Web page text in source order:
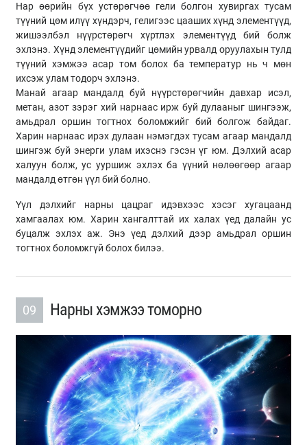
Нар өөрийн бүх устөрөгчөө гели болгон хувиргах тусам
түүний цөм илүү хүндэрч, гелигээс цааших хүнд элементүүд,
жишээлбэл нүүрстөрөгч хүртлэх элементүүд бий болж
эхлэнэ. Хүнд элементүүдийг цөмийн урвалд оруулахын тулд
түүний хэмжээ асар том болох ба температур нь ч мөн
ихсэж улам тодорч эхлэнэ.
Манай агаар мандалд буй нүүрстөрөгчийн давхар исэл,
метан, азот зэрэг хий нарнаас ирж буй дулааныг шингээж,
амьдрал оршин тогтнох боломжийг бий болгож байдаг.
Харин нарнаас ирэх дулаан нэмэгдэх тусам агаар мандалд
шингэж буй энерги улам ихэснэ гэсэн үг юм. Дэлхий асар
халуун болж, ус ууршиж эхлэх ба үүний нөлөөгөөр агаар
мандалд өтгөн үүл бий болно.
Үүл дэлхийг нарны цацраг идэвхээс хэсэг хугацаанд
хамгаалах юм. Харин хангалттай их халах үед далайн ус
буцалж эхлэх аж. Энэ үед дэлхий дээр амьдрал оршин
тогтнох боломжгүй болох билээ.
09 Нарны хэмжээ томорно